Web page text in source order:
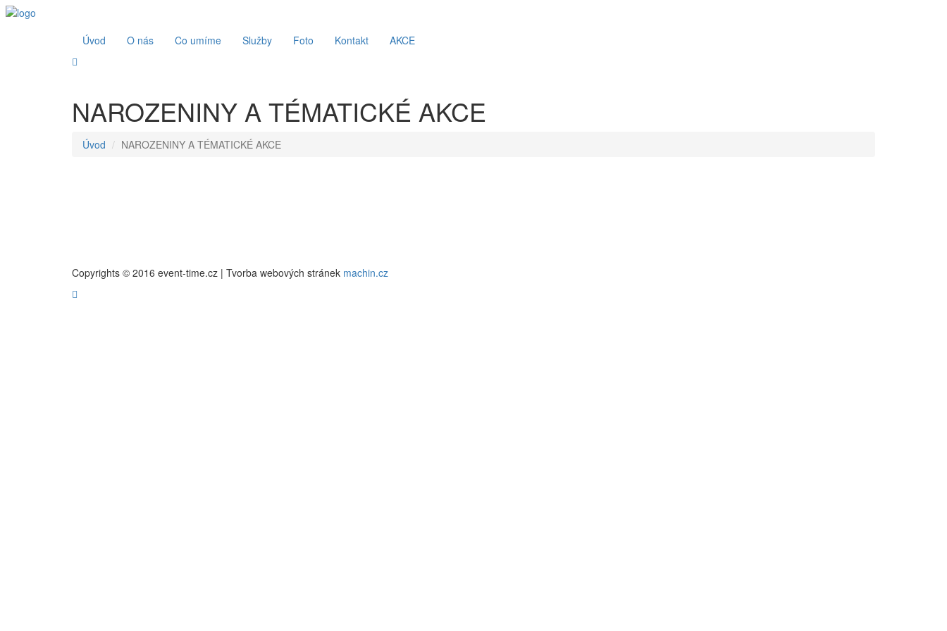
Úvod O nás Co umíme Služby Foto Kontakt AKCE
NAROZENINY A TÉMATICKÉ AKCE
Úvod NAROZENINY A TÉMATICKÉ AKCE
Copyrights © 2016 event-time.cz | Tvorba webových stránek machin.cz